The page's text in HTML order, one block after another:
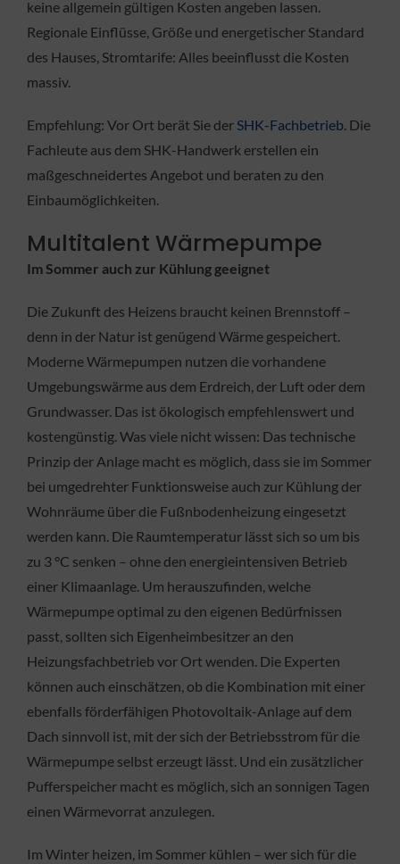
keine allgemein gültigen Kosten angeben lassen.
Regionale Einflüsse, Größe und energetischer Standard
des Hauses, Stromtarife: Alles beeinflusst die Kosten
massiv.
Empfehlung: Vor Ort berät Sie derSHK-Fachbetrieb. Die
Fachleute aus dem SHK-Handwerk erstellen ein
maßgeschneidertes Angebot und beraten zu den
Einbaumöglichkeiten.
Multitalent Wärmepumpe
Im Sommer auch zur Kühlung geeignet
Die Zukunft des Heizens braucht keinen Brennstoff –
denn in der Natur ist genügend Wärme gespeichert.
Moderne Wärmepumpen nutzen die vorhandene
Umgebungswärme aus dem Erdreich, der Luft oder dem
Grundwasser. Das ist ökologisch empfehlenswert und
kostengünstig. Was viele nicht wissen: Das technische
Prinzip der Anlage macht es möglich, dass sie im Sommer
bei umgedrehter Funktionsweise auch zur Kühlung der
Wohnräume über die Fußnbodenheizung eingesetzt
werden kann. Die Raumtemperatur lässt sich so um bis
zu 3 °C senken – ohne den energieintensiven Betrieb
einer Klimaanlage. Um herauszufinden, welche
Wärmepumpe optimal zu den eigenen Bedürfnissen
passt, sollten sich Eigenheimbesitzer an den
Heizungsfachbetrieb vor Ort wenden. Die Experten
können auch einschätzen, ob die Kombination mit einer
ebenfalls förderfähigen Photovoltaik-Anlage auf dem
Dach sinnvoll ist, mit der sich der Betriebsstrom für die
Wärmepumpe selbst erzeugt lässt. Und ein zusätzlicher
Pufferspeicher macht es möglich, sich an sonnigen Tagen
einen Wärmevorrat anzulegen.
Im Winter heizen, im Sommer kühlen – wer sich für die